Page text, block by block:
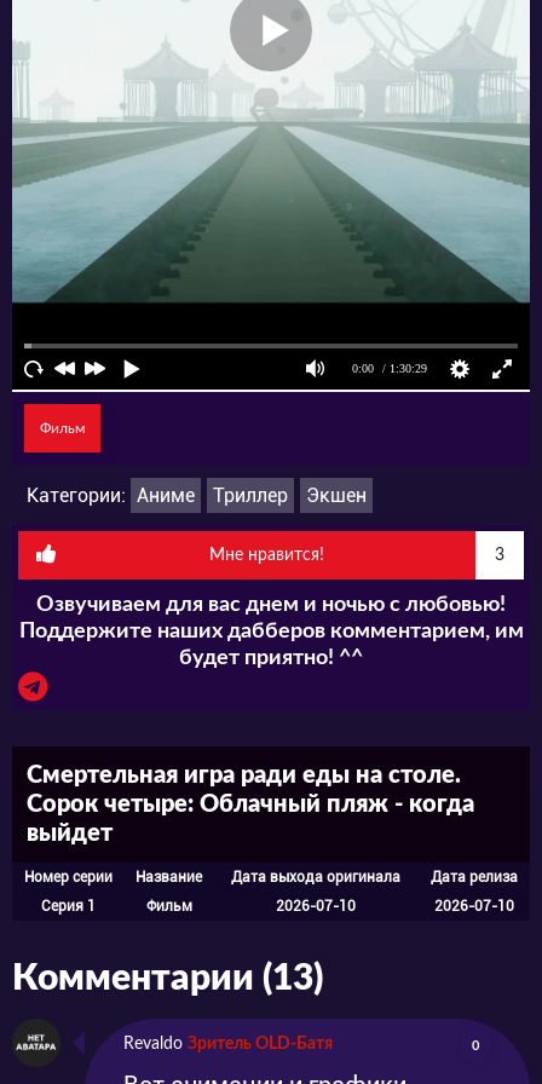
Фильм
Категории: Аниме Триллер Экшен
Мне нравится! 3
Озвучиваем для вас днем и ночью с любовью!
Поддержите наших дабберов комментарием, им
будет приятно! ^^
Смертельная игра ради еды на столе.
Сорок четыре: Облачный пляж - когда
выйдет
Номер серии Название Дата выхода оригинала
Дата релиза
Серия 1
Фильм 2026-07-10 2026-07-10
Комментарии (13)
Revaldo Зритель OLD-Батя 0